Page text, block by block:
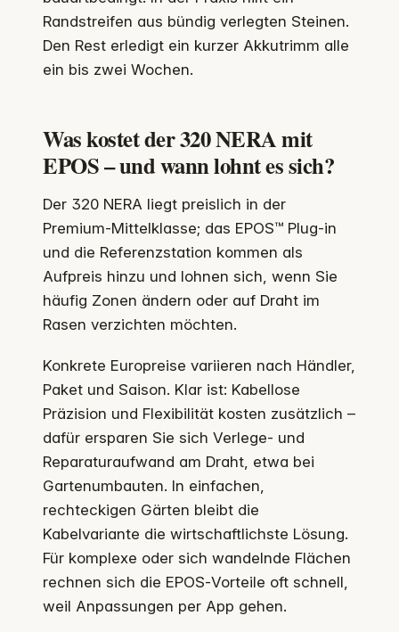
Randstreifen aus bündig verlegten Steinen.
Den Rest erledigt ein kurzer Akkutrimm alle
ein bis zwei Wochen.
Was kostet der 320 NERA mit
EPOS – und wann lohnt es sich?
Der 320 NERA liegt preislich in der
Premium‑Mittelklasse; das EPOS™ Plug‑in
und die Referenzstation kommen als
Aufpreis hinzu und lohnen sich, wenn Sie
häufig Zonen ändern oder auf Draht im
Rasen verzichten möchten.
Konkrete Europreise variieren nach Händler,
Paket und Saison. Klar ist: Kabellose
Präzision und Flexibilität kosten zusätzlich –
dafür ersparen Sie sich Verlege‑ und
Reparaturaufwand am Draht, etwa bei
Gartenumbauten. In einfachen,
rechteckigen Gärten bleibt die
Kabelvariante die wirtschaftlichste Lösung.
Für komplexe oder sich wandelnde Flächen
rechnen sich die EPOS‑Vorteile oft schnell,
weil Anpassungen per App gehen.